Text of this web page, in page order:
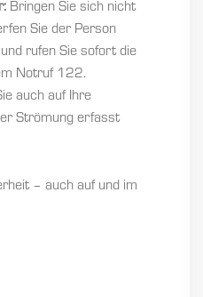
Bringen Sie sich nicht
Sie der Person
rufen Sie sofort die
Notruf 122.
auch auf Ihre
Strömung erfasst
– auch auf und im